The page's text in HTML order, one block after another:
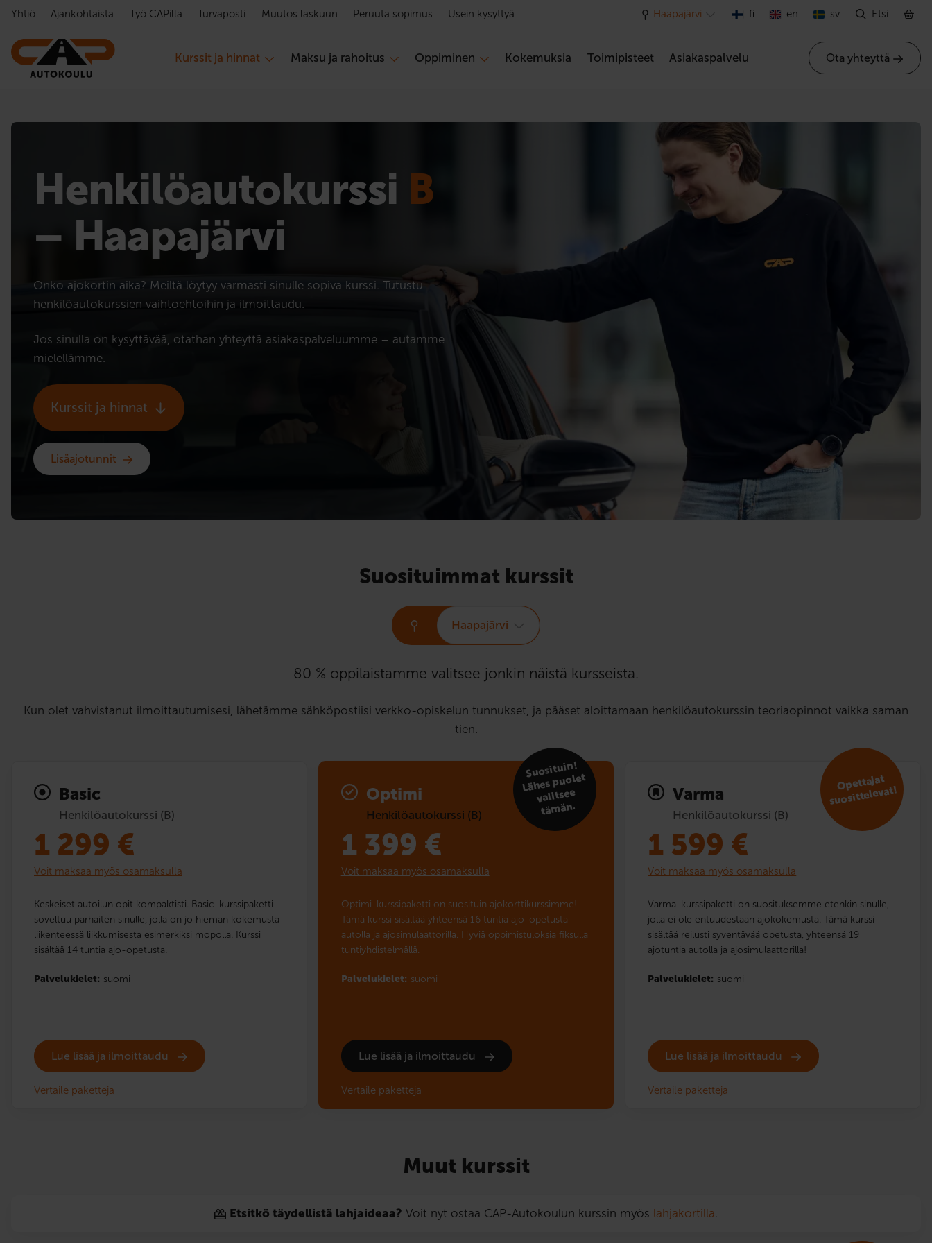
Hyppää sisältöön
Kurssit ja hinnat Maksu ja rahoitus Oppiminen Kokemuksia Toimipisteet Asiakaspalvelu Ota yhteyttä
Yhtiö Ajankohtaista Työ CAPilla Turvaposti Muutos laskuun Peruuta sopimus Usein kysyttyä Haapajärvi fi en sv Etsi
Henkilöauto­kurssi B
– Haapajärvi
Onko ajokortin aika? Meiltä löytyy varmasti sinulle sopiva kurssi. Tutustu
henkilöautokurssien vaihtoehtoihin ja ilmoittaudu.
Jos sinulla on kysyttävää, otathan yhteyttä asiakaspalveluumme – autamme
mielellämme.
Kurssit ja hinnat
Lisäajotunnit
Suosituimmat kurssit
Haapajärvi
80 % oppilaistamme valitsee jonkin näistä kursseista.
Kun olet vahvistanut ilmoittautumisesi, lähetämme sähköpostiisi verkko-opiskelun tunnukset, ja pääset aloittamaan henkilöautokurssin teoriaopinnot vaikka saman
tien.
Basic
Henkilöautokurssi (B)
1 299 €
Voit maksaa myös osamaksulla
Keskeiset autoilun opit kompaktisti. Basic-kurssipaketti
soveltuu parhaiten sinulle, jolla on jo hieman kokemusta
liikenteessä liikkumisesta esimerkiksi mopolla. Kurssi
sisältää 14 tuntia ajo-opetusta.
Palvelukielet: suomi
Lue lisää ja ilmoittaudu
Vertaile paketteja
Optimi
Henkilöautokurssi (B)
Suosituin!
Lähes puolet
valitsee
tä
män.
1 399 €
Voit maksaa myös osamaksulla
Optimi-kurssipaketti on suosituin ajokorttikurssimme!
Tämä kurssi sisältää yhteensä 16 tuntia ajo-opetusta
autolla ja ajosimulaattorilla. Hyviä oppimistuloksia fiksulla
tuntiyhdistelmällä.
Palvelukielet: suomi
Lue lisää ja ilmoittaudu
Vertaile paketteja
Varma
Henkilöautokurssi (B)
Opettajat
suosit­televat!
1 599 €
Voit maksaa myös osamaksulla
Varma-kurssipaketti on suosituksemme etenkin sinulle,
jolla ei ole entuudestaan ajokokemusta. Tämä kurssi
sisältää reilusti syventävää opetusta, yhteensä 19
ajotuntia autolla ja ajosimulaattorilla!
Palvelukielet: suomi
Lue lisää ja ilmoittaudu
Vertaile paketteja
Muut kurssit
Etsitkö täydellistä lahjaideaa? Voit nyt ostaa CAP-Autokoulun kurssin myös lahjakortilla